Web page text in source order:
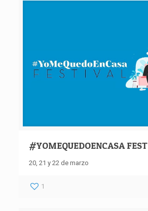
#YOMEQUEDOENCASA FEST
20, 21 y 22 de marzo
1